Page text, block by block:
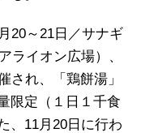
20～21日／サナギ
ライオン広場）、
され、「鶏餅湯」
限定（１日１千食
、11月20日に行わ